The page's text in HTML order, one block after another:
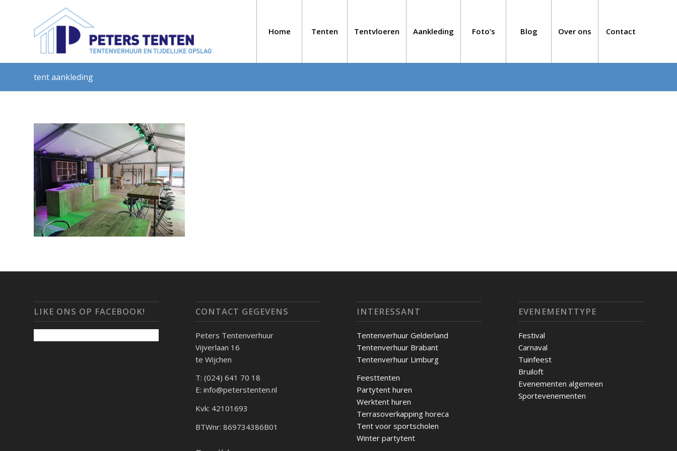
Home Tenten Tentvloeren Aankleding Foto’s Blog Over ons Contact
tent aankleding
LIKE ONS OP FACEBOOK! CONTACT GEGEVENS
Peters Tentenverhuur
Vijverlaan 16
te Wijchen
T: (024) 641 70 18
E: info@peterstenten.nl
Kvk: 42101693
BTWnr: 869734386B01
INTERESSANT
Tentenverhuur Gelderland
Tentenverhuur Brabant
Tentenverhuur Limburg
Feesttenten
Partytent huren
Werktent huren
Terrasoverkapping horeca
Tent voor sportscholen
Winter partytent
EVENEMENTTYPE
Festival
Carnaval
Tuinfeest
Bruiloft
Evenementen algemeen
Sportevenementen